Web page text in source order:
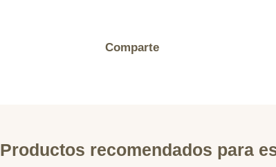
Comparte
Productos recomendados para